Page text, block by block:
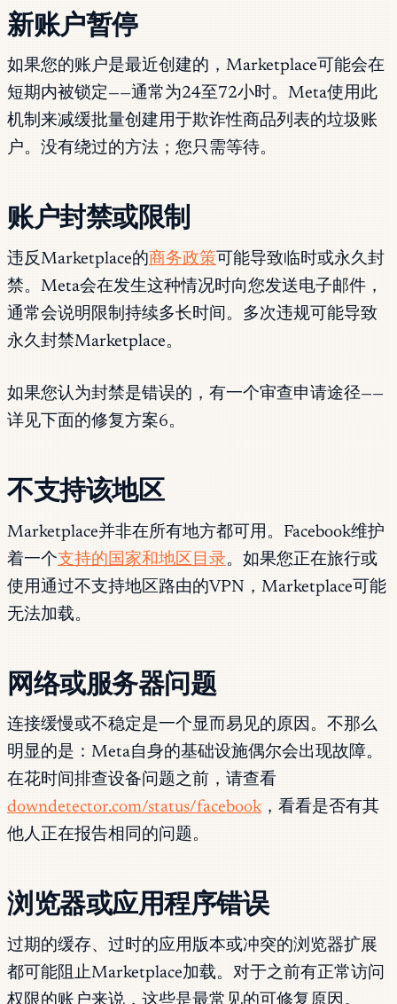
新账户暂停
如果您的账户是最近创建的，Marketplace可能会在
短期内被锁定——通常为24至72小时。Meta使用此
机制来减缓批量创建用于欺诈性商品列表的垃圾账
户。没有绕过的方法；您只需等待。
账户封禁或限制
违反Marketplace的商务政策 可能导致临时或永久封
禁。Meta会在发生这种情况时向您发送电子邮件，
通常会说明限制持续多长时间。多次违规可能导致
永久封禁Marketplace。
如果您认为封禁是错误的，有一个审查申请途径——
详见下面的修复方案6。
不支持该地区
Marketplace并非在所有地方都可用。Facebook维护
着一个支持的国家和地区目录。如果您正在旅行或
使用通过不支持地区路由的VPN，Marketplace可能
无法加载。
网络或服务器问题
连接缓慢或不稳定是一个显而易见的原因。不那么
明显的是：Meta自身的基础设施偶尔会出现故障。
在花时间排查设备问题之前，请查看
downdetector.com/status/facebook，看看是否有其
他人正在报告相同的问题。
浏览器或应用程序错误
过期的缓存、过时的应用版本或冲突的浏览器扩展
都可能阻止Marketplace加载。对于之前有正常访问
权限的账户来说，这些是最常见的可修复原因。